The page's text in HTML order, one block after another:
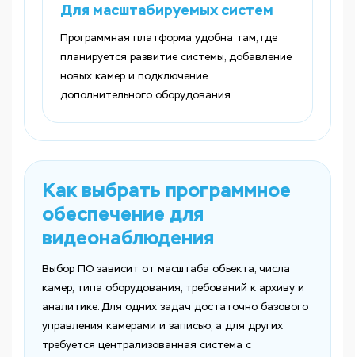
Для масштабируемых систем
Программная платформа удобна там, где
планируется развитие системы, добавление
новых камер и подключение
дополнительного оборудования.
Как выбрать программное
обеспечение для
видеонаблюдения
Выбор ПО зависит от масштаба объекта, числа
камер, типа оборудования, требований к архиву и
аналитике. Для одних задач достаточно базового
управления камерами и записью, а для других
требуется централизованная система с